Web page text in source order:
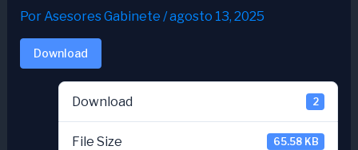
PorAsesores Gabinete /agosto 13, 2025
Download
Download 2
File Size 65.58 KB